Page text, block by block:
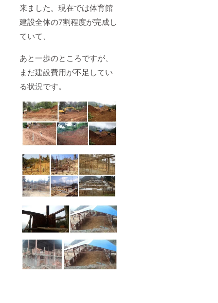
来ました。現在では体育館
建設全体の7割程度が完成し
ていて、
あと一歩のところですが、
まだ建設費用が不足してい
る状況です。